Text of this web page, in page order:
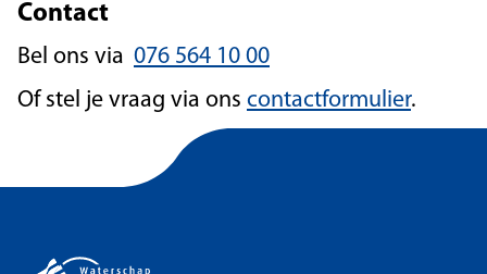
Contact
Bel ons via 076 564 10 00
Of stel je vraag via ons contactformulier.